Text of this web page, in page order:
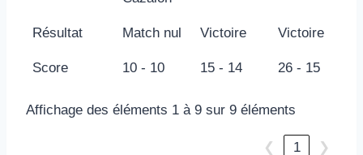
Résultat Match nul Victoire Victoire
Score 10 - 10 15 - 14 26 - 15
Affichage des éléments 1 à 9 sur 9 éléments
❮ 1 ❯